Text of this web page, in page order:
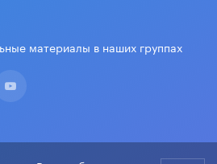
материалы в наших группах